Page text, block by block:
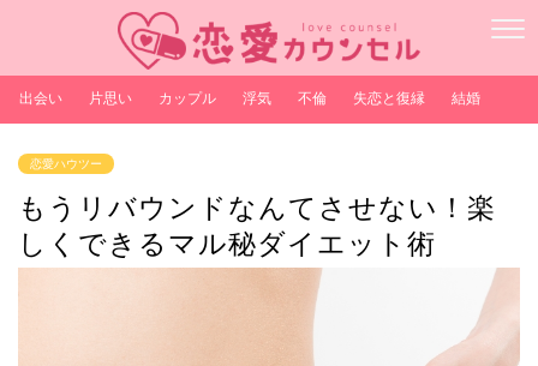
出会い 片思い カップル 浮気 不倫 失恋と復縁 結婚
恋愛ハウツー
もうリバウンドなんてさせない！楽
しくできるマル秘ダイエット術